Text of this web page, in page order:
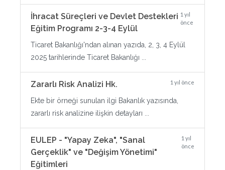
İhracat Süreçleri ve Devlet Destekleri
Eğitim Programı 2-3-4 Eylül
1 yıl
önce
Ticaret Bakanlığı'ndan alınan yazıda, 2, 3, 4 Eylül
2025 tarihlerinde Ticaret Bakanlığı ...
Zararlı Risk Analizi Hk. 1 yıl önce
Ekte bir örneği sunulan ilgi Bakanlık yazısında,
zararlı risk analizine ilişkin detayları ...
EULEP - "Yapay Zeka", "Sanal
Gerçeklik" ve "Değişim Yönetimi"
Eğitimleri
1 yıl
önce